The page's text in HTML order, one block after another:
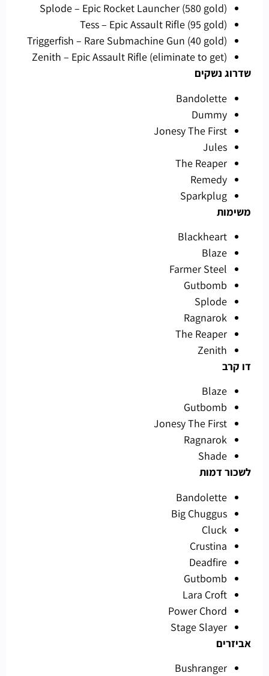
Splode – Epic Rocket Launcher (580 gold)
Tess – Epic Assault Rifle (95 gold)
Triggerfish – Rare Submachine Gun (40 gold)
Zenith – Epic Assault Rifle (eliminate to get)
שדרוג נשקים
Bandolette
Dummy
Jonesy The First
Jules
The Reaper
Remedy
Sparkplug
משימות
Blackheart
Blaze
Farmer Steel
Gutbomb
Splode
Ragnarok
The Reaper
Zenith
דו קרב
Blaze
Gutbomb
Jonesy The First
Ragnarok
Shade
לשכור דמות
Bandolette
Big Chuggus
Cluck
Crustina
Deadfire
Gutbomb
Lara Croft
Power Chord
Stage Slayer
אביזרים
Bushranger